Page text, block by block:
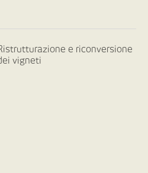
e riconversione
vigneti